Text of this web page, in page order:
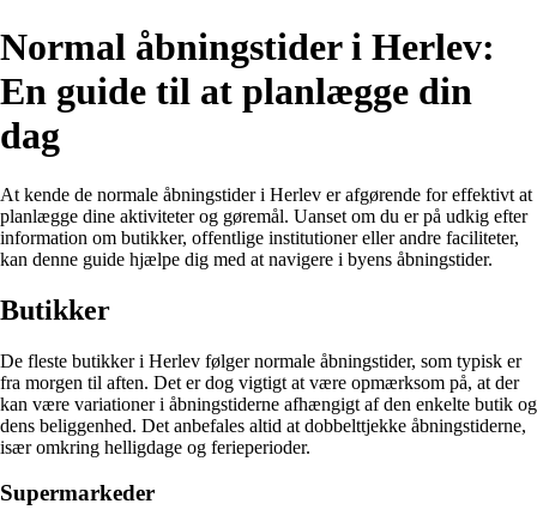
Normal åbningstider i Herlev:
En guide til at planlægge din
dag
At kende de normale åbningstider i Herlev er afgørende for effektivt at
planlægge dine aktiviteter og gøremål. Uanset om du er på udkig efter
information om butikker, offentlige institutioner eller andre faciliteter,
kan denne guide hjælpe dig med at navigere i byens åbningstider.
Butikker
De fleste butikker i Herlev følger normale åbningstider, som typisk er
fra morgen til aften. Det er dog vigtigt at være opmærksom på, at der
kan være variationer i åbningstiderne afhængigt af den enkelte butik og
dens beliggenhed. Det anbefales altid at dobbelttjekke åbningstiderne,
især omkring helligdage og ferieperioder.
Supermarkeder